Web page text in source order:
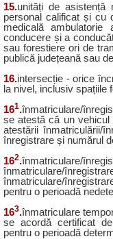
15.unități de asistență
personal calificat și cu
medicală
conducere și a
sau forestiere ori de
publică județeană sau
16.intersecție - orice
la nivel, inclusiv spațiile
161.înmatriculare/
se atestă că un vehicul
atestării înmatriculării/
înregistrare și numărul
162.înmatriculare/
înmatriculare/
înmatriculare/
pentru o perioadă
163.înmatriculare
se acordă certificat
pentru o perioadă